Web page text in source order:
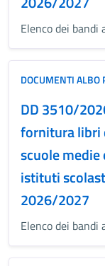
Elenco dei bandi
DOCUMENTI ALBO
DD 3510/
fornitura libri
scuole
istituti
2026/2027
Elenco dei bandi